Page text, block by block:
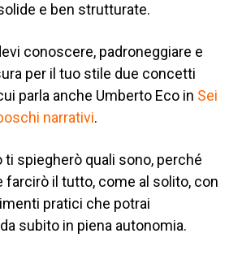
e ben strutturate.
conoscere, padroneggiare e
per il tuo stile due concetti
parla anche Umberto Eco in Sei
narrativi.
ti spiegherò quali sono, perché
farcirò il tutto, come al solito, con
pratici che potrai
subito in piena autonomia.